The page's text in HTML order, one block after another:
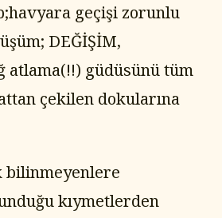
geçişi zorunlu
DEĞİŞİM,
atlama(!!) güdüsünü tüm
çekilen dokularına
bilinmeyenlere
kıymetlerden